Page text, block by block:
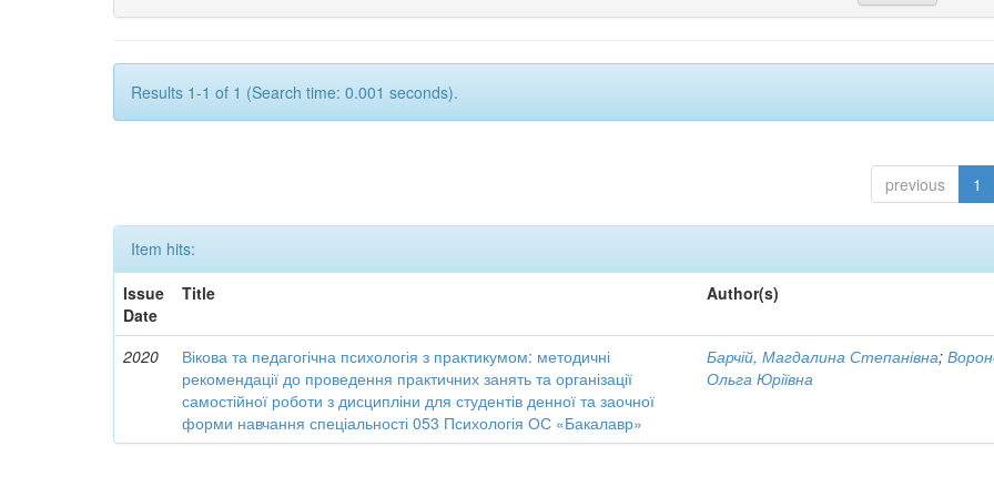
Results 1-1 of 1 (Search time: 0.001 seconds).
previous 1
Item hits:
Issue
Date
Title Author(s)
2020
Вікова та педагогічна психологія з практикумом: методичні
рекомендації до проведення практичних занять та організації
самостійної роботи з дисципліни для студентів денної та заочної
форми навчання спеціальності 053 Психологія ОС «Бакалавр»
Барчій, Магдалина Степанівна;
Ольга Юріївна